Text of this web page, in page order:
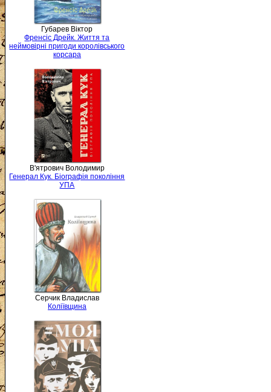
Губарев Віктор
Френсіс Дрейк. Життя та
неймовірні пригоди королівського
корсара
В'ятрович Володимир
Генерал Кук. Біографія покоління
УПА
Серчик Владислав
Коліївщина